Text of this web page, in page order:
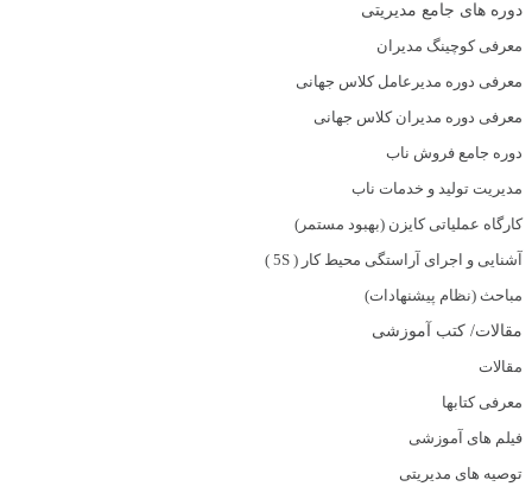
دوره های جامع مدیریتی
معرفی کوچینگ مدیران
معرفی دوره مدیرعامل کلاس جهانی
معرفی دوره مدیران کلاس جهانی
دوره جامع فروش ناب
مدیریت تولید و خدمات ناب
کارگاه عملیاتی کایزن (بهبود مستمر)
آشنایی و اجرای آراستگی محیط کار ( 5S )
مباحث (نظام پیشنهادات)
مقالات/ کتب آموزشی
مقالات
معرفی کتابها
فیلم های آموزشی
توصیه های مدیریتی